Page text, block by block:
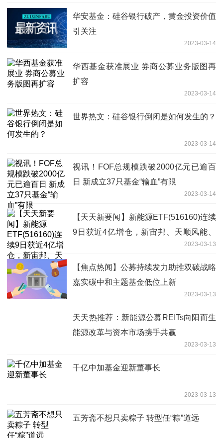
华安基金：硅谷银行破产，黄金投资价值
引关注
2023-03-14
华西基金获准展业 券商公募业务版图再
扩容
2023-03-14
世界热文：硅谷银行倒闭是如何发生的？
2023-03-14
视讯！FOF总规模跌破2000亿元已逾百
日 新成立37只基金“输血”有限
2023-03-14
【天天新要闻】新能源ETF(516160)连续
9日获近4亿增仓，新宙邦、天顺风能、
2023-03-13
【焦点热闻】公募持续发力助推双碳战略
嘉实碳中和主题基金低位上新
2023-03-13
天天热推荐：新能源公募REITs向阳而生
能源改革与资本市场携手共赢
2023-03-13
千亿中加基金迎新董事长
2023-03-13
五芳斋不想只卖粽子 转型任“粽”道远